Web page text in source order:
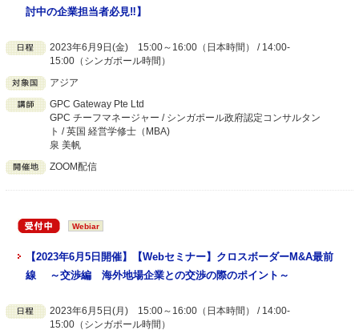
討中の企業担当者必見‼】
2023年6月9日(金) 15:00～16:00（日本時間） / 14:00-
15:00（シンガポール時間）
アジア
GPC Gateway Pte Ltd
GPC チーフマネージャー / シンガポール政府認定コンサルタン
ト / 英国 経営学修士（MBA)
泉 美帆
ZOOM配信
Webiar
【2023年6月5日開催】【Webセミナー】クロスボーダーM&A最前
線 ～交渉編 海外地場企業との交渉の際のポイント～
2023年6月5日(月) 15:00～16:00（日本時間） / 14:00-
15:00（シンガポール時間）